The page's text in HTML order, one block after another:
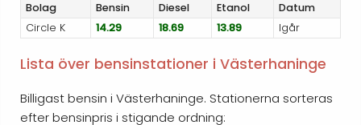
Bolag Bensin Diesel Etanol
Datum
Circle K
14.29 18.69 13.89 Igår
Lista över bensinstationer i Västerhaninge
Billigast bensin i Västerhaninge. Stationerna sorteras
efter bensinpris i stigande ordning: